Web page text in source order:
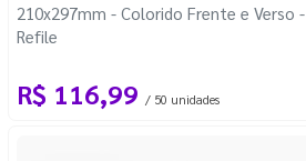
210x297mm - Colorido Frente e Verso -
Refile
R$ 116,99 / 50 unidades